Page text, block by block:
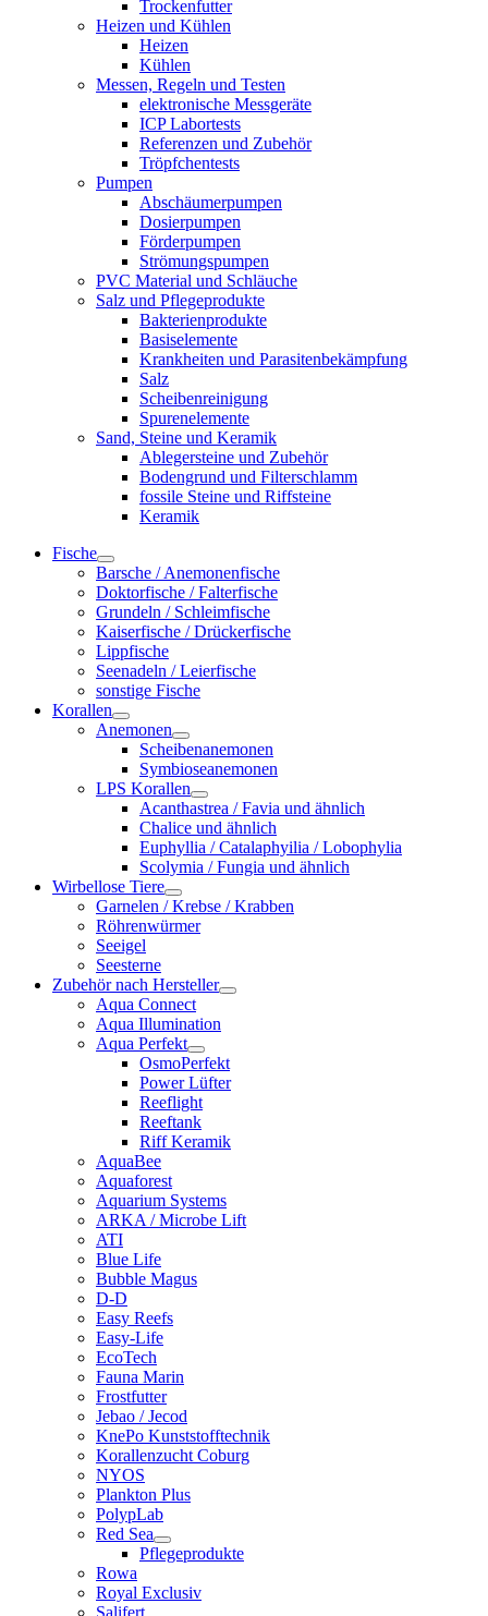
Trockenfutter
Heizen und Kühlen
Heizen
Kühlen
Messen, Regeln und Testen
elektronische Messgeräte
ICP Labortests
Referenzen und Zubehör
Tröpfchentests
Pumpen
Abschäumerpumpen
Dosierpumpen
Förderpumpen
Strömungspumpen
PVC Material und Schläuche
Salz und Pflegeprodukte
Bakterienprodukte
Basiselemente
Krankheiten und Parasitenbekämpfung
Salz
Scheibenreinigung
Spurenelemente
Sand, Steine und Keramik
Ablegersteine und Zubehör
Bodengrund und Filterschlamm
fossile Steine und Riffsteine
Keramik
Fische
Barsche / Anemonenfische
Doktorfische / Falterfische
Grundeln / Schleimfische
Kaiserfische / Drückerfische
Lippfische
Seenadeln / Leierfische
sonstige Fische
Korallen
Anemonen
Scheibenanemonen
Symbioseanemonen
LPS Korallen
Acanthastrea / Favia und ähnlich
Chalice und ähnlich
Euphyllia / Catalaphyilia / Lobophylia
Scolymia / Fungia und ähnlich
Wirbellose Tiere
Garnelen / Krebse / Krabben
Röhrenwürmer
Seeigel
Seesterne
Zubehör nach Hersteller
Aqua Connect
Aqua Illumination
Aqua Perfekt
OsmoPerfekt
Power Lüfter
Reeflight
Reeftank
Riff Keramik
AquaBee
Aquaforest
Aquarium Systems
ARKA / Microbe Lift
ATI
Blue Life
Bubble Magus
D-D
Easy Reefs
Easy-Life
EcoTech
Fauna Marin
Frostfutter
Jebao / Jecod
KnePo Kunststofftechnik
Korallenzucht Coburg
NYOS
Plankton Plus
PolypLab
Red Sea
Pflegeprodukte
Rowa
Royal Exclusiv
Salifert